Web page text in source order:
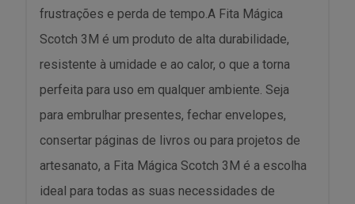
frustrações e perda de tempo.A Fita Mágica
Scotch 3M é um produto de alta durabilidade,
resistente à umidade e ao calor, o que a torna
perfeita para uso em qualquer ambiente. Seja
para embrulhar presentes, fechar envelopes,
consertar páginas de livros ou para projetos de
artesanato, a Fita Mágica Scotch 3M é a escolha
ideal para todas as suas necessidades de